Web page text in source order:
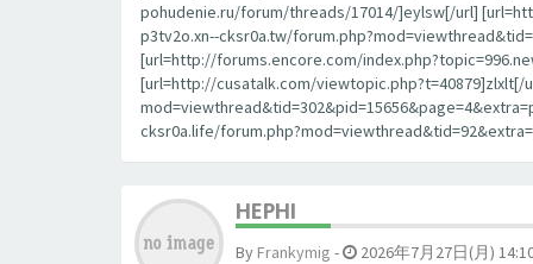
pohudenie.ru/forum/threads/17014/]eylsw[/url]
p3tv2o.xn--cksr0a.tw/
[url=http://forums.encore.com/
[url=http://cusatalk.com/
cksr0a.life/
HEPHI
By Frankymig - 2026年7月27日(月)